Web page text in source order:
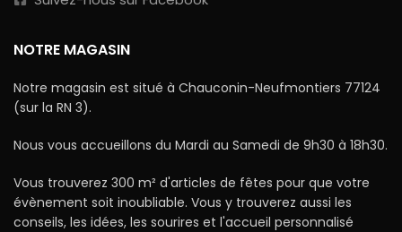
NOTRE MAGASIN
Notre magasin est situé à Chauconin-Neufmontiers 77124
(sur la RN 3).
Nous vous accueillons du Mardi au Samedi de 9h30 à 18h30.
Vous trouverez 300 m² d'articles de fêtes pour que votre
évènement soit inoubliable. Vous y trouverez aussi les
conseils, les idées, les sourires et l'accueil personnalisé